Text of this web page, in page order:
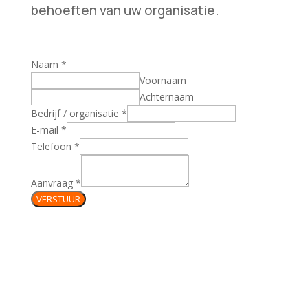
behoeften van uw organisatie.
Naam *
Voornaam
Achternaam
Bedrijf / organisatie *
E-mail *
Telefoon *
Aanvraag *
VERSTUUR